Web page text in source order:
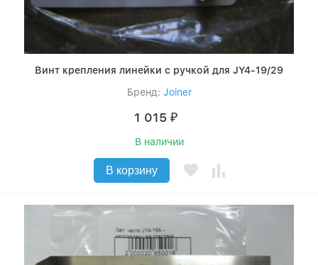
Винт крепления линейки с ручкой для JY4-19/29
Бренд: Joiner
1 015 ₽
В наличии
В корзину